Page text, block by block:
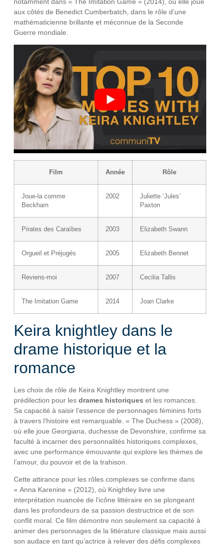
aux côtés de Benedict Cumberbatch, dans le rôle d’une
mathématicienne brillante et méconnue de la Seconde
Guerre mondiale.
Film Année Rôle
Joue-la comme
Beckham
2002
Juliette ‘Jules’
Paxton
Pirates des Caraïbes 2003 Elizabeth Swann
Orgueil et Préjugés 2005 Elizabeth Bennet
Reviens-moi 2007 Cecilia Tallis
The Imitation Game 2014 Joan Clarke
Keira knightley dans le
drame historique et la
romance
Les choix de rôle de Keira Knightley montrent une
prédilection pour les drames historiques et les romances.
Sa capacité à saisir l’essence de personnages féminins forts
à travers l’histoire est remarquable. « The Duchess » (2008),
où elle joue Georgiana, duchesse de Devonshire, confirme sa
faculté à incarner des personnalités historiques complexes,
avec une performance émouvante qui explore les thèmes de
l’amour, du pouvoir et de la trahison.
Cette attirance pour les rôles complexes se confirme dans
« Anna Karenine » (2012), où Knightley livre une
interprétation nuancée de l’icône littéraire en se plongeant
dans les profondeurs de sa passion destructrice et de son
conflit moral. Ce film démontre non seulement sa capacité à
animer des personnages de la littérature classique mais aussi
son audace en tant qu’actrice à relever des défis complexes